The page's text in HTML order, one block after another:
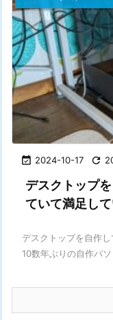
 2024-10-17 
デスクトップ
ていて満足し
デスクトップを自作し
10数年ぶりの自作パ